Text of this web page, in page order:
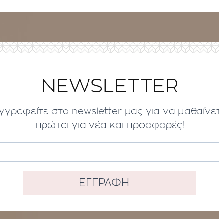
NEWSLETTER
στο newsletter μας για να
πρώτοι για νέα και προσφορές!
ΕΓΓΡΑΦΗ